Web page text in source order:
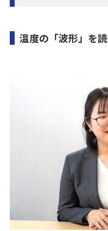
温度の「波形」を